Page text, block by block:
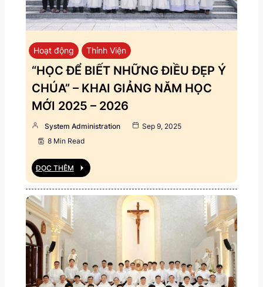
Hoạt động Thỉnh Viện
“HỌC ĐỂ BIẾT NHỮNG ĐIỀU ĐẸP Ý
CHÚA” – KHAI GIẢNG NĂM HỌC
MỚI 2025 – 2026
System Administration
Sep 9, 2025
8 Min Read
ĐỌC THÊM